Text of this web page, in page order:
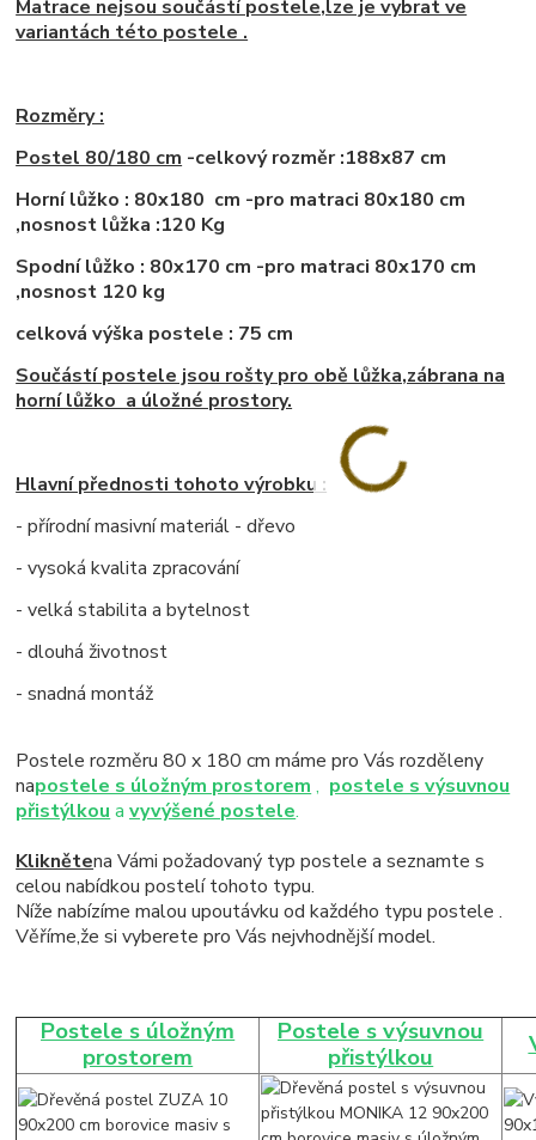
Matrace nejsou součástí postele,lze je vybrat ve
variantách této postele .
Rozměry :
Postel 80/180 cm -celkový rozměr :188x87 cm
Horní lůžko : 80x180 cm -pro matraci 80x180 cm
,nosnost lůžka :120 Kg
Spodní lůžko : 80x170 cm -pro matraci 80x170 cm
,nosnost 120 kg
celková výška postele : 75 cm
Součástí postele jsou rošty pro obě lůžka,zábrana na
horní lůžko a úložné prostory.
Hlavní přednosti tohoto výrobku :
- přírodní masivní materiál - dřevo
- vysoká kvalita zpracování
- velká stabilita a bytelnost
- dlouhá životnost
- snadná montáž
Postele rozměru 80 x 180 cm máme pro Vás rozděleny
napostele s úložným prostorem , postele s výsuvnou
přistýlkou avyvýšené postele.
Kliknětena Vámi požadovaný typ postele a seznamte s
celou nabídkou postelí tohoto typu.
Níže nabízíme malou upoutávku od každého typu postele .
Věříme,že si vyberete pro Vás nejvhodnější model.
Postele s úložným
prostorem
Postele s výsuvnou
přistýlkou